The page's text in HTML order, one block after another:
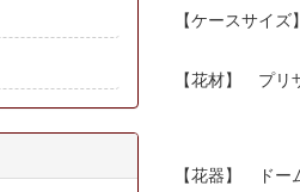
【ケースサイ
【花材】 プリ
ロ
ア
【花器】 ドー